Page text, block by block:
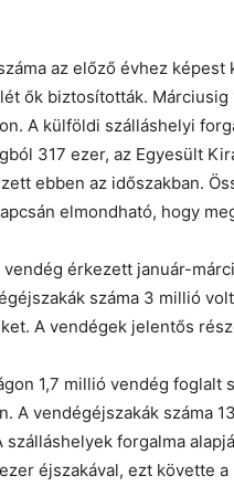
az előző évhez
ők biztosították.
A külföldi szálláshelyi
317 ezer, az Egyesült
ebben az időszakban.
elmondható, hogy
vendég érkezett január-
száma 3 millió
A vendégek jelentős
1,7 millió vendég
A vendégéjszakák száma
szálláshelyek forgalma
éjszakával, ezt követte